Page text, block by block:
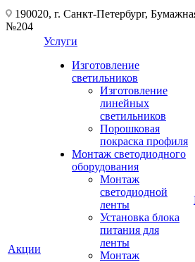
190020, г. Санкт-Петербург,
№204
Акции
Услуги
Изготовление
светильников
Изготовление
линейных
светильников
Порошковая
покраска профиля
Монтаж светодиодного
оборудования
Монтаж
светодиодной
ленты
Установка блока
питания для
ленты
Монтаж